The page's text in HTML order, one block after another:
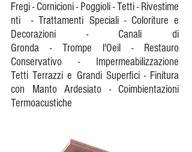
Fregi - Cornicioni - Poggioli - Tetti - Rivestime
nti - Trattamenti Speciali - Coloriture e
Decorazioni - Canali di
Gronda - Trompe l'Oeil - Restauro
Conservativo - Impermeabilizzazione
Tetti Terrazzi e Grandi Superfici - Finitura
con Manto Ardesiato - Coimbientazioni
Termoacustiche